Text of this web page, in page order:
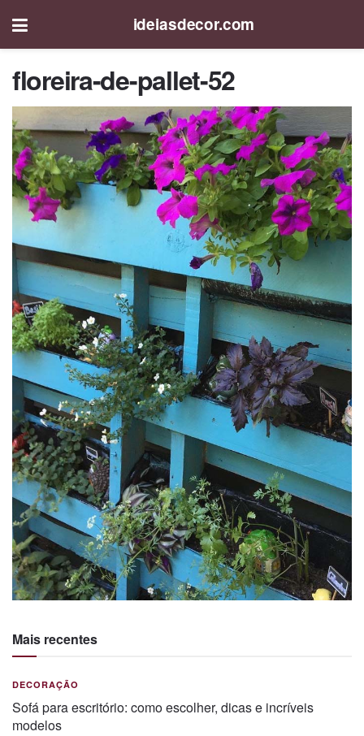
ideiasdecor.com
floreira-de-pallet-52
Mais recentes
DECORAÇÃO
Sofá para escritório: como escolher, dicas e incríveis
modelos